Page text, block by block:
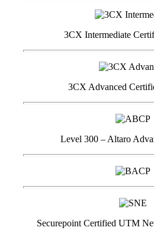
3CX Intermediate
3CX Advanced
Level 300 – Altaro
Securepoint Certified UTM